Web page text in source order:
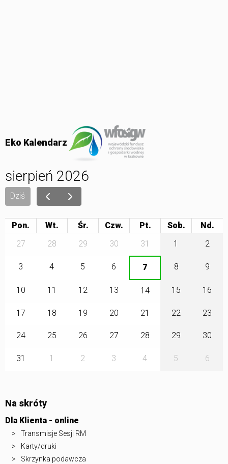
Eko Kalendarz
sierpień 2026
Dziś
Pon. Wt. Śr. Czw. Pt.
Sob.
27
28 29 30 31 1 2
3 4 5 6 7 8 9
10 11 12 13 14 15 16
17 18 19 20 21 22 23
24 25 26 27 28 29 30
31 1 2 3 4 5 6
Na skróty
Dla Klienta - online
Transmisje Sesji RM
Karty/druki
Skrzynka podawcza